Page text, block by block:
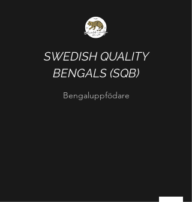
SWEDISH QUALITY
BENGALS (SQB)
Bengaluppfödare